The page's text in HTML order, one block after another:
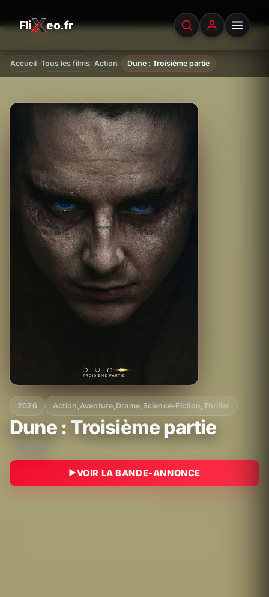
Fli eo.fr
FliXeo.fr
Accueil
Accueil›Tous les films›Action › Dune : Troisième partie
2026 Action ,Aventure,Drame,Science-Fiction,Thriller
Dune : Troisième partie
(2026)
VOIR LA BANDE-ANNONCE